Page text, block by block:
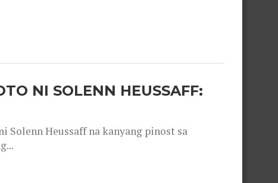
NI SOLENN HEUSSAFF:
Solenn Heussaff na kanyang pinost sa